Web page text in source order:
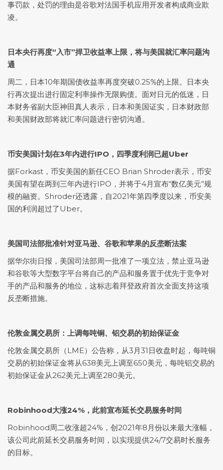
事罚款，处罚的理由是谷歌对法国手机应用开发者构成商业欺
凌。
日本央行再度“入市”捍卫收益率上限，将与美国就汇率问题沟
通
周二，日本10年期国债收益率再度突破0.25%的上限。日本央
行再次提出进行固定利率操作无限购债。面对日元的低迷，日
本财务省副大臣神田真人表示，日本和美国证实，日本财政部
和美国财政部将就汇率问题进行密切沟通。
币安美国计划在3年内进行IPO，四季度利润已超Uber
据Forkast，币安美国的新任CEO Brian Shroder表示，币安
美国有望在两到三年内进行IPO，并将于4月宣布“数亿美元”规
模的融资。Shroder还透露，自2021年第四季度以来，币安美
国的利润超过了Uber。
美国司法部批准针对亚马逊、谷歌和苹果的反垄断法案
据华尔街日报，美国司法部周一批准了一项立法，禁止亚马逊
和谷歌等大型数字平台将自己的产品和服务置于优先于竞争对
手的产品和服务的地位，这标志着拜登政府首次全面支持这项
反垄断措施。
伦敦金属交易所：上调每吨铜、铝交易的初始保证金
伦敦金属交易所（LME）公告称，从3月31日收盘时起，每吨铜
交易的初始保证金将从638美元上调至650美元，每吨铝交易的
初始保证金从262美元上调至280美元。
Robinhood大涨24%，此前宣布延长交易服务时间
Robinhood周二收涨超24%，创2021年8月份以来最大涨幅，
该公司此前延长交易服务时间，以实现提供24/7交易时长服务
的目标。